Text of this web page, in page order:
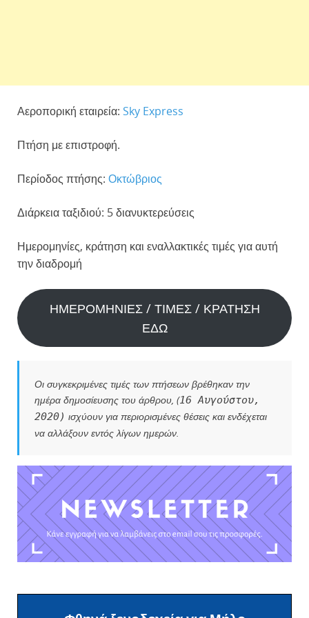
Αεροπορική εταιρεία: Sky Express
Πτήση με επιστροφή.
Περίοδος πτήσης: Οκτώβριος
Διάρκεια ταξιδιού: 5 διανυκτερεύσεις
Ημερομηνίες, κράτηση και εναλλακτικές τιμές για αυτή
την διαδρομή
ΗΜΕΡΟΜΗΝΙΕΣ / ΤΙΜΕΣ / ΚΡΑΤΗΣΗ
ΕΔΩ
Οι συγκεκριμένες τιμές των πτήσεων βρέθηκαν την
ημέρα δημοσίευσης του άρθρου, (16 Αυγούστου,
2020) ισχύουν για περιορισμένες θέσεις και ενδέχεται
να αλλάξουν εντός λίγων ημερών.